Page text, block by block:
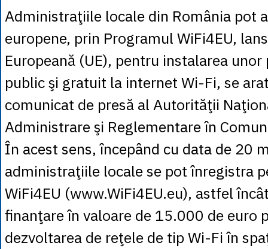
1 RSD = 0.0425
1 SEK = 0.4526
1 UAH= 0.1048
1 ZAR
= 0.2318
Administraţiile locale din România pot
europene, prin Programul WiFi4EU,
Europeană (UE), pentru instalarea unor
public şi gratuit la internet Wi-Fi, se
comunicat de presă al Autorităţii
Administrare şi Reglementare în
În acest sens, începând cu data de 20
administraţiile locale se pot înregistra
WiFi4EU (www.WiFi4EU.eu), astfel
finanţare în valoare de 15.000 de euro
dezvoltarea de reţele de tip Wi-Fi în